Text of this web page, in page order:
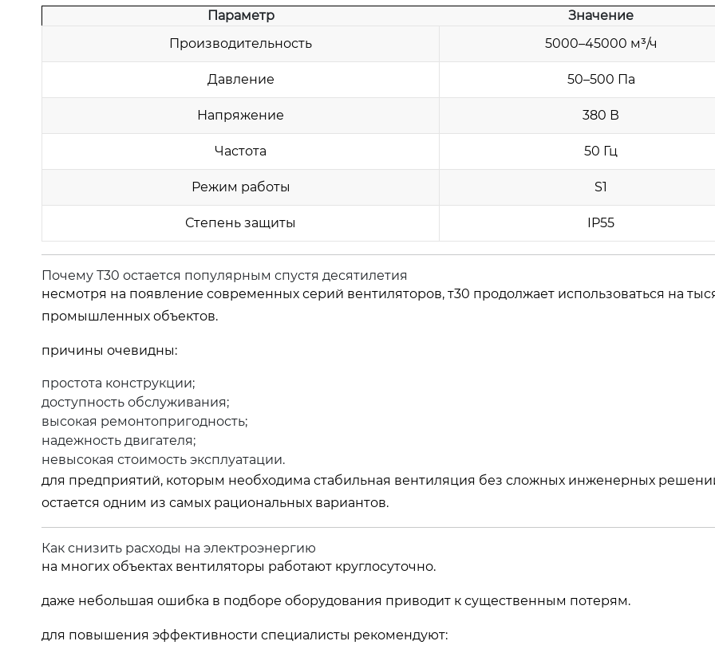
Параметр
Значение
Производительность
5000–45000 м³/ч
Давление 50–500 Па
Напряжение 380 В
Частота 50 Гц
Режим работы S1
Степень защиты IP55
Почему Т30 остается популярным спустя десятилетия
несмотря на появление современных серий вентиляторов, т30 продолжает использоваться на
промышленных объектов.
причины очевидны:
простота конструкции;
доступность обслуживания;
высокая ремонтопригодность;
надежность двигателя;
невысокая стоимость эксплуатации.
для предприятий, которым необходима стабильная вентиляция без сложных инженерных
остается одним из самых рациональных вариантов.
Как снизить расходы на электроэнергию
на многих объектах вентиляторы работают круглосуточно.
даже небольшая ошибка в подборе оборудования приводит к существенным потерям.
для повышения эффективности специалисты рекомендуют: